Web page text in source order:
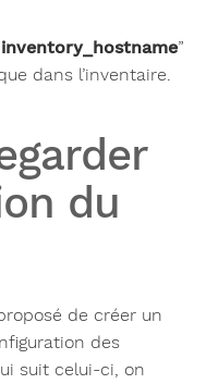
inventory_hostname”
dans l’inventaire.
du
de créer un
des
suit celui-ci, on